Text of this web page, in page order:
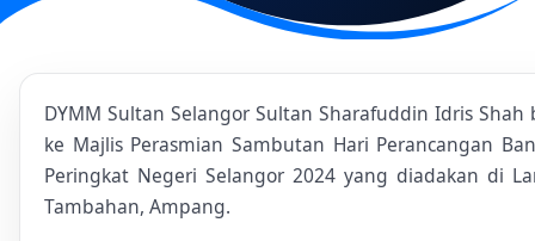
DYMM Sultan Selangor Sultan Sharafuddin Idris
ke Majlis Perasmian Sambutan Hari Perancangan
Peringkat Negeri Selangor 2024 yang diadakan di
Tambahan, Ampang.